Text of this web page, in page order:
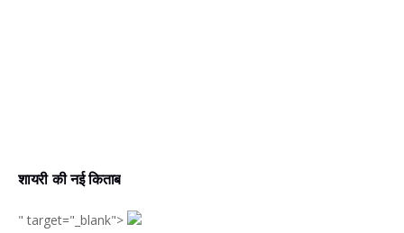
शायरी की नई किताब
" target="_blank">